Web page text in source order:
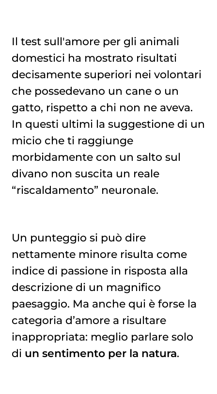
Il test sull'amore per gli animali
domestici ha mostrato risultati
decisamente superiori nei volontari
che possedevano un cane o un
gatto, rispetto a chi non ne aveva.
In questi ultimi la suggestione di un
micio che ti raggiunge
morbidamente con un salto sul
divano non suscita un reale
“riscaldamento” neuronale.
Un punteggio si può dire
nettamente minore risulta come
indice di passione in risposta alla
descrizione di un magnifico
paesaggio. Ma anche qui è forse la
categoria d’amore a risultare
inappropriata: meglio parlare solo
di un sentimento per la natura.